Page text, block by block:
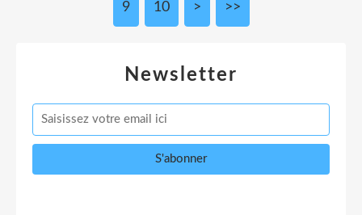
9 10 > >>
Newsletter